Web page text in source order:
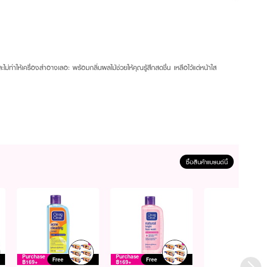
ำให้เครื่องสำอางเลอะ พร้อมกลิ่นผลไม้ช่วยให้คุณรู้สึกสดชื่น เหลือไว้แต่หน้าใส
ซื้อสินค้าแบรนด์นี้
Purchase
฿169+ Free Purchase
฿169+ Free